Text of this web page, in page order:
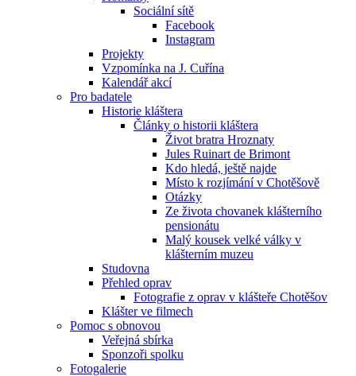
Sociální sítě
Facebook
Instagram
Projekty
Vzpomínka na J. Cuřína
Kalendář akcí
Pro badatele
Historie kláštera
Články o historii kláštera
Život bratra Hroznaty
Jules Ruinart de Brimont
Kdo hledá, ještě najde
Místo k rozjímání v Chotěšově
Otázky
Ze života chovanek klášterního
pensionátu
Malý kousek velké války v
klášterním muzeu
Studovna
Přehled oprav
Fotografie z oprav v klášteře Chotěšov
Klášter ve filmech
Pomoc s obnovou
Veřejná sbírka
Sponzoři spolku
Fotogalerie